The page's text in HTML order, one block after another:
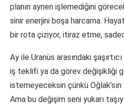
planın aynen işlemediğini
sinir enerjini boşa harcama.
bir rota çiziyor, itiraz etme,
Ay ile Uranüs arasındaki
iş teklifi ya da görev değişikliği
istemeyeceksin çünkü
Ama bu değişim seni yukarı